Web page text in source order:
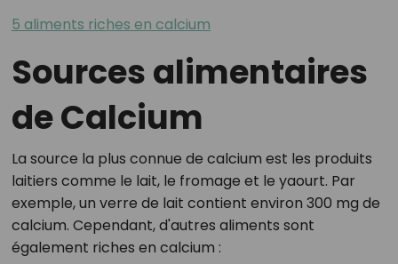
5 aliments riches en calcium
Sources alimentaires
de Calcium
La source la plus connue de calcium est les produits
laitiers comme le lait, le fromage et le yaourt. Par
exemple, un verre de lait contient environ 300 mg de
calcium. Cependant, d'autres aliments sont
également riches en calcium :